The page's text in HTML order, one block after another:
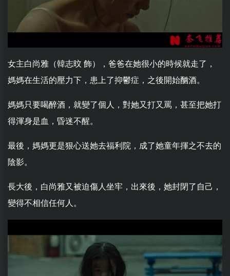
女主白尚雅（韓志旼 飾），爸爸在她很小的時候就走了，
媽媽在生活的壓力下，患上了抑鬱症，之後開始酗酒。
媽媽只要喝醉酒，就變了個人，對她又打又罵，甚至把她打
得渾身是血，昏迷不醒。
最後，媽媽更是狠心送她去福利院，成了她童年揮之不去的
陰影。
長大後，白尚雅又被迫傷人坐牢，出來後，她封閉了自己，
變得不相信任何人。